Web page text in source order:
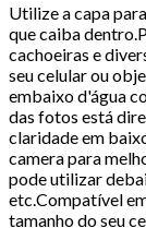
Utilize a capa
que caiba
cachoeiras e
seu celular ou
embaixo d'água
das fotos está
claridade em
camera para
pode utilizar
etc.Compatível
tamanho do seu